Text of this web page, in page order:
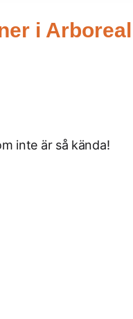
i Arboreal
inte är så kända!